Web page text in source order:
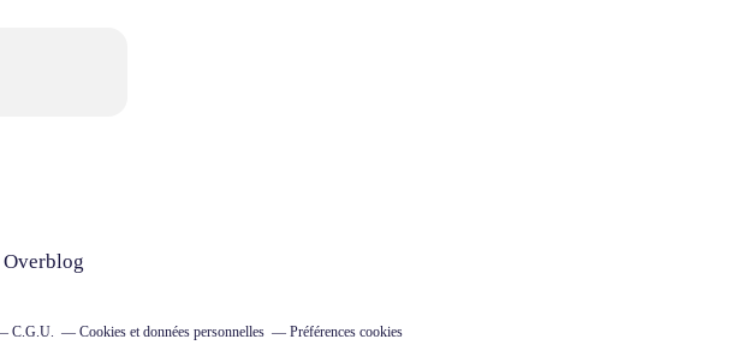
Overblog
C.G.U. Cookies et données personnelles Préférences cookies